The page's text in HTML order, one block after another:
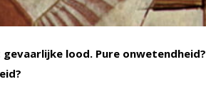
lood. Pure onwetendheid?